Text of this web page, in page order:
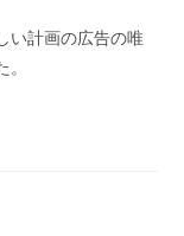
い計画の広告の唯